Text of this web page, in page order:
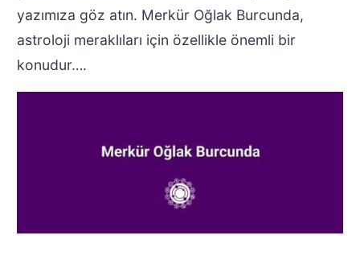
yazımıza göz atın. Merkür Oğlak Burcunda,
astroloji meraklıları için özellikle önemli bir
konudur….